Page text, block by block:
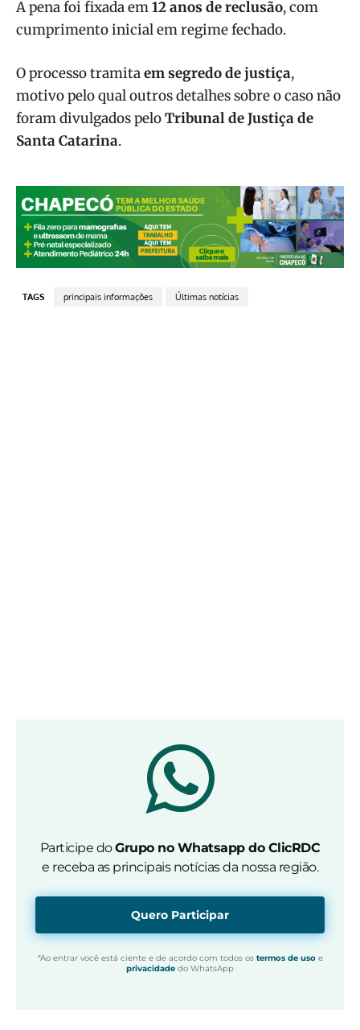
A pena foi fixada em12 anos de reclusão, com
cumprimento inicial em regime fechado.
O processo tramitaem segredo de justiça,
motivo pelo qual outros detalhes sobre o caso não
foram divulgados peloTribunal de Justiça de
Santa Catarina.
TAGS principais informações Últimas notícias
Participe doGrupo no Whatsapp do ClicRDC
e receba as principais notícias da nossa região.
Quero Participar
*Ao entrar você está ciente e de acordo com todos os termos de usoe
privacidade do WhatsApp